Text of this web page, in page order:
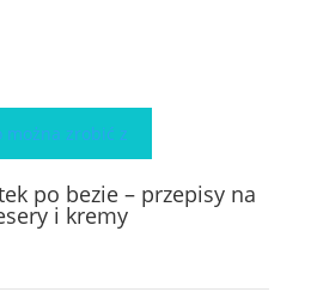
można zrobić z
po bezie – przepisy na
i kremy